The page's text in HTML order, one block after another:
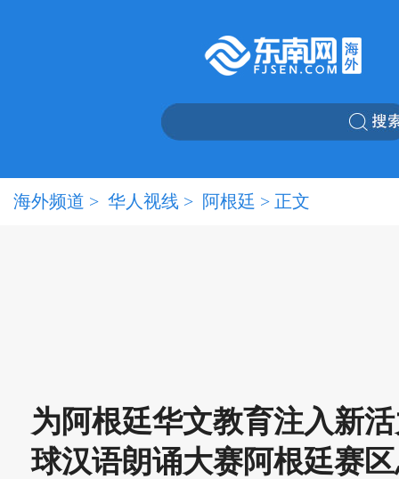
海外频道 > 华人视线 > 阿根廷 > 正文
为阿根廷华文教育注入新
球汉语朗诵大赛阿根廷赛